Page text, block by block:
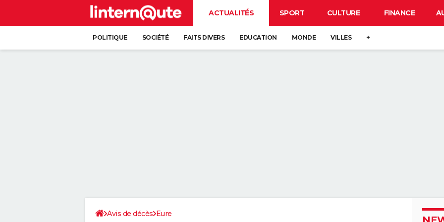
ACTUALITÉS SPORT CULTURE FINANCE
POLITIQUE SOCIÉTÉ FAITS DIVERS EDUCATION MONDE VILLES +
Avis de décès Eure